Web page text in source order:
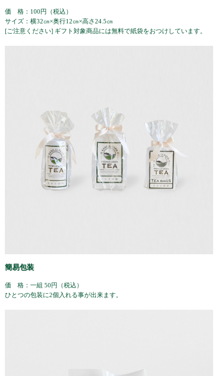
価 格：100円（税込）
サイズ：横32㎝×奥行12㎝×高さ24.5㎝
[ご注意ください] ギフト対象商品には無料で紙袋をおつけしています。
簡易包装
価 格：一組 50円（税込）
ひとつの包装に2個入れる事が出来ます。